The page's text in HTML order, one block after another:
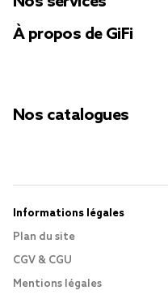
À propos de GiFi
Nos catalogues
Informations légales
Plan du site
CGV & CGU
Mentions légales